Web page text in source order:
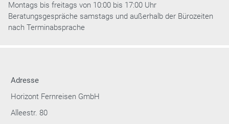
Montags bis freitags von 10:00 bis 17:00 Uhr
Beratungsgespräche samstags und außerhalb der Bürozeiten
nach Terminabsprache
Adresse
Horizont Fernreisen GmbH
Alleestr. 80